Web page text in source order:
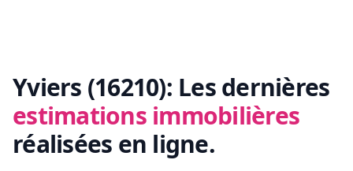
Yviers (16210): Les dernières
estimations immobilières
réalisées en ligne.